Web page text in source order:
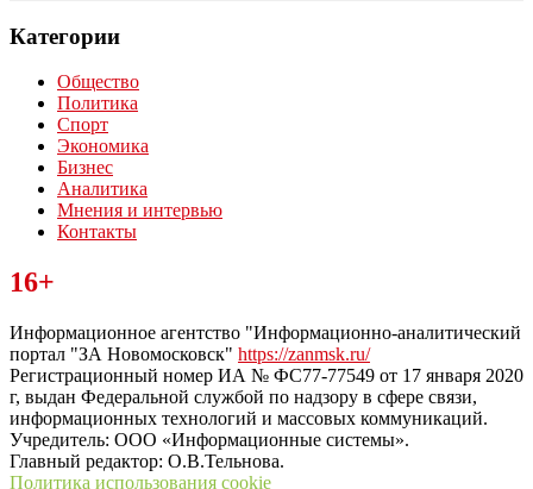
Категории
Общество
Политика
Спорт
Экономика
Бизнес
Аналитика
Мнения и интервью
Контакты
Читайте последние новости дня в Тульской области на сайте
“ЗаНовомосковск”
16+
Информационное агентство "Информационно-аналитический
портал "ЗА Новомосковск" https://zanmsk.ru/
Регистрационный номер ИА № ФС77-77549 от 17 января 2020
г, выдан Федеральной службой по надзору в сфере связи,
информационных технологий и массовых коммуникаций.
Учредитель: ООО «Информационные системы».
Главный редактор: О.В.Тельнова.
Политика использования cookie